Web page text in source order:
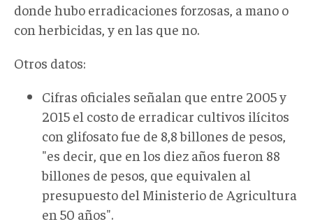
donde hubo erradicaciones forzosas, a mano o
con herbicidas, y en las que no.
Otros datos:
Cifras oficiales señalan que entre 2005 y
2015 el costo de erradicar cultivos ilícitos
con glifosato fue de 8,8 billones de pesos,
"es decir, que en los diez años fueron 88
billones de pesos, que equivalen al
presupuesto del Ministerio de Agricultura
en 50 años".